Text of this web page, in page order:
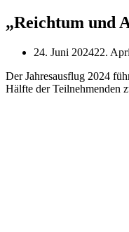
„Reichtum und
24. Juni 202422.
Der Jahresausflug 2024
Hälfte der Teilnehmenden